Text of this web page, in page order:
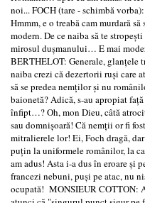
noi... FOCH (tare - schimbă
Hmmm, e o treabă cam murdară
modern. De ce naiba să te
mirosul duşmanului… E mai
BERTHELOT: Generale, glanţele
naiba crezi că dezertorii ruşi care
să se predea nemţilor şi nu
baionetă? Adică, s-au apropiat
înfipt…? Oh, mon Dieu, câtă
sau domnişoară! Că nemţii or fi
mitralierele lor! Ei, Foch dragă,
puţin la uniformele românilor, la
am adus! Asta i-a dus în eroare şi
francezi nebuni, puşi pe atac, nu
ocupată! MONSIEUR COTTON: